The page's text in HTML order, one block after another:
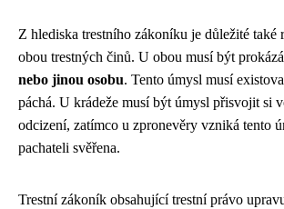
Z hlediska trestního zákoníku je důležité
obou trestných činů. U obou musí být
nebo jinou osobu. Tento úmysl musí
páchá. U krádeže musí být úmysl přisvojit si
odcizení, zatímco u zpronevěry vzniká tento
pachateli svěřena.
Trestní zákoník obsahující trestní právo